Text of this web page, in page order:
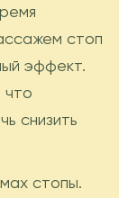
стоп
эффект.
что
снизить
стопы.